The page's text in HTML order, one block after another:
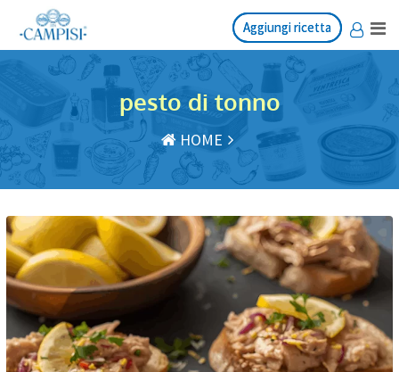
contenuto
Aggiungi ricetta
Aggiungi ricetta
pesto di tonno
HOME